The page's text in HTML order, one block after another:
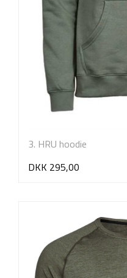
3. HRU hoodie
DKK 295,00